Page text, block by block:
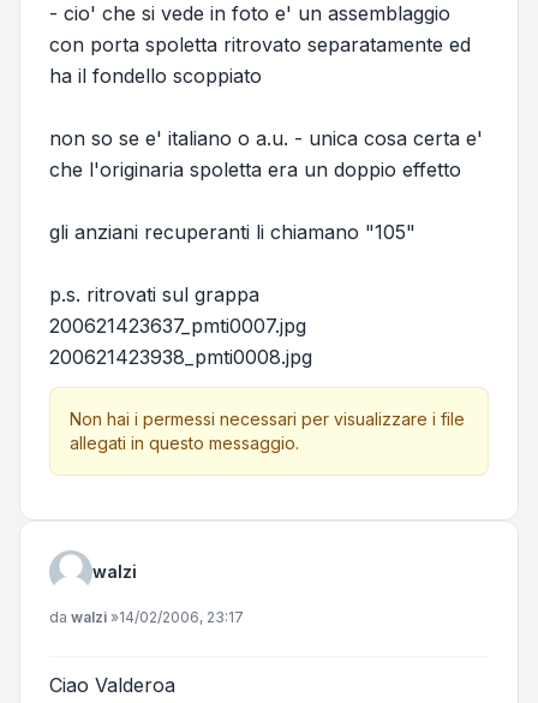
- cio' che si vede in foto e' un assemblaggio
con porta spoletta ritrovato separatamente ed
ha il fondello scoppiato
non so se e' italiano o a.u. - unica cosa certa e'
che l'originaria spoletta era un doppio effetto
gli anziani recuperanti li chiamano "105"
p.s. ritrovati sul grappa
200621423637_pmti0007.jpg
200621423938_pmti0008.jpg
Non hai i permessi necessari per visualizzare i file
allegati in questo messaggio.
walzi
Messaggio
da walzi »14/02/2006, 23:17
Ciao Valderoa